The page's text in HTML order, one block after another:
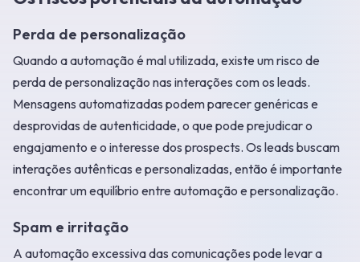
Perda de personalização
Quando a automação é mal utilizada, existe um risco de
perda de personalização nas interações com os leads.
Mensagens automatizadas podem parecer genéricas e
desprovidas de autenticidade, o que pode prejudicar o
engajamento e o interesse dos prospects. Os leads buscam
interações autênticas e personalizadas, então é importante
encontrar um equilíbrio entre automação e personalização.
Spam e irritação
A automação excessiva das comunicações pode levar a